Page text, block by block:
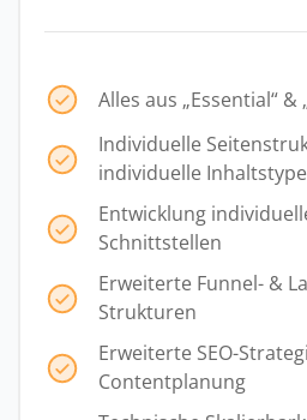
Alles aus „Essential“
Individuelle
individuelle
Entwicklung
Schnittstellen
Erweiterte Funnel- &
Strukturen
Erweiterte SEO-
Contentplanung